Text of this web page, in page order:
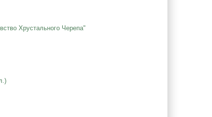
Хрустального Черепа"